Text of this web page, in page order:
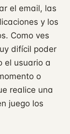
el email, las
y los
Como ves
difícil poder
el usuario a
o
realice una
juego los